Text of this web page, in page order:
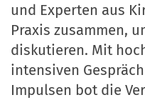
und Experten aus
Praxis zusammen,
diskutieren. Mit
intensiven
Impulsen bot die